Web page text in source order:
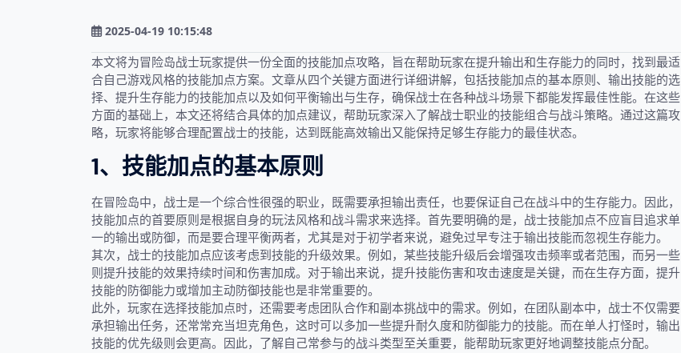
2025-04-19 10:15:48
本文将为冒险岛战士玩家提供一份全面的技能加点攻略，旨在帮助玩家在提升输出和生存能力的同时，找到最适
合自己游戏风格的技能加点方案。文章从四个关键方面进行详细讲解，包括技能加点的基本原则、输出技能的选
择、提升生存能力的技能加点以及如何平衡输出与生存，确保战士在各种战斗场景下都能发挥最佳性能。在这些
方面的基础上，本文还将结合具体的加点建议，帮助玩家深入了解战士职业的技能组合与战斗策略。通过这篇攻
略，玩家将能够合理配置战士的技能，达到既能高效输出又能保持足够生存能力的最佳状态。
1、技能加点的基本原则
在冒险岛中，战士是一个综合性很强的职业，既需要承担输出责任，也要保证自己在战斗中的生存能力。因此，
技能加点的首要原则是根据自身的玩法风格和战斗需求来选择。首先要明确的是，战士技能加点不应盲目追求单
一的输出或防御，而是要合理平衡两者，尤其是对于初学者来说，避免过早专注于输出技能而忽视生存能力。
其次，战士的技能加点应该考虑到技能的升级效果。例如，某些技能升级后会增强攻击频率或者范围，而另一些
则提升技能的效果持续时间和伤害加成。对于输出来说，提升技能伤害和攻击速度是关键，而在生存方面，提升
技能的防御能力或增加主动防御技能也是非常重要的。
此外，玩家在选择技能加点时，还需要考虑团队合作和副本挑战中的需求。例如，在团队副本中，战士不仅需要
承担输出任务，还常常充当坦克角色，这时可以多加一些提升耐久度和防御能力的技能。而在单人打怪时，输出
技能的优先级则会更高。因此，了解自己常参与的战斗类型至关重要，能帮助玩家更好地调整技能点分配。